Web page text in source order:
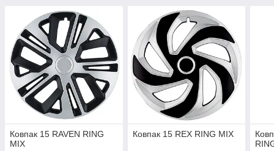
Ковпак 15 RAVEN RING
MIX
Ковпак 15 REX RING MIX